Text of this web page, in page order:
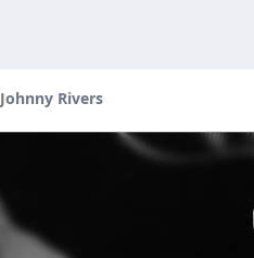
Johnny Rivers